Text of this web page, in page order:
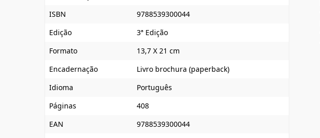
ISBN
9788539300044
Edição
3ª Edição
Formato
13,7 X 21 cm
Encadernação
Livro brochura (paperback)
Idioma
Português
Páginas
408
EAN
9788539300044